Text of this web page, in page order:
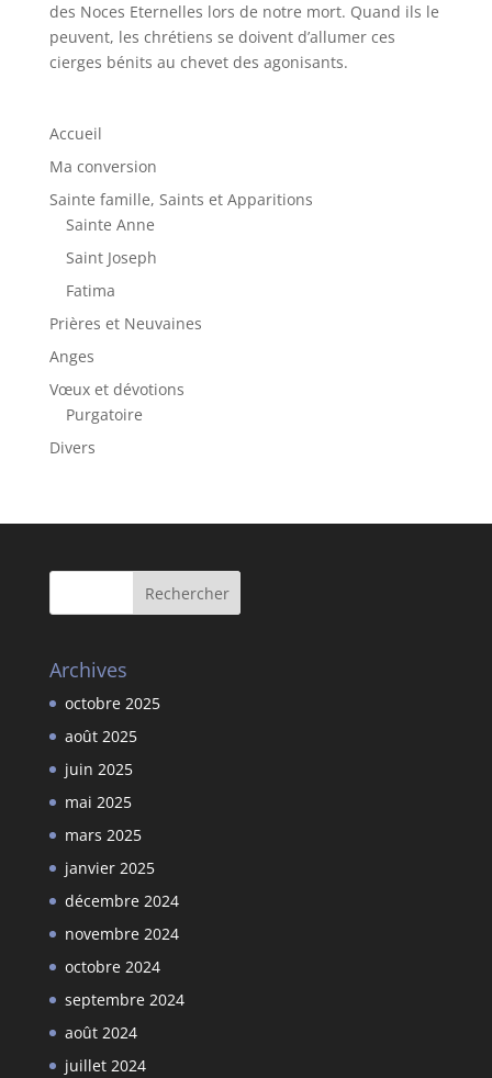
des Noces Eternelles lors de notre mort. Quand ils le
peuvent, les chrétiens se doivent d’allumer ces
cierges bénits au chevet des agonisants.
Accueil
Ma conversion
Sainte famille, Saints et Apparitions
Sainte Anne
Saint Joseph
Fatima
Prières et Neuvaines
Anges
Vœux et dévotions
Purgatoire
Divers
Archives
octobre 2025
août 2025
juin 2025
mai 2025
mars 2025
janvier 2025
décembre 2024
novembre 2024
octobre 2024
septembre 2024
août 2024
juillet 2024